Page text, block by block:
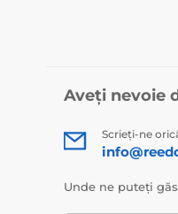
Aveți nevoie
Scrieți-ne
Unde ne puteți